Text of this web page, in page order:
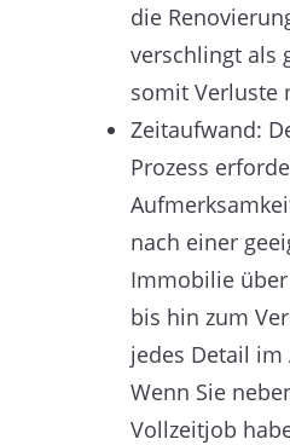
die
verschlingt als
somit Verluste
Zeitaufwand:
Prozess
nach einer
Immobilie
bis hin zum
jedes Detail im
Wenn Sie
Vollzeitjob